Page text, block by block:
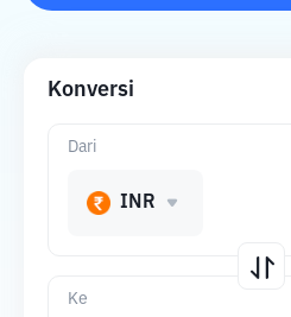
Konversi
Ke
Dari
INR